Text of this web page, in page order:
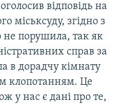
відповідь на
міськсуду, згідно з
не порушила, так як
справ за
в дорадчу кімнату
клопотанням. Це
у нас є дані про те,